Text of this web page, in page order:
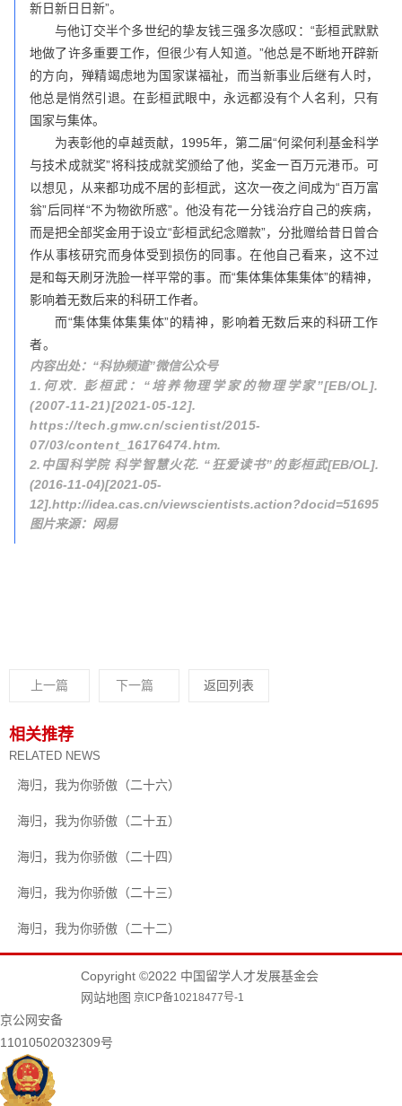
新日新日日新”。
与他订交半个多世纪的挚友钱三强多次感叹：“彭桓武默默
地做了许多重要工作，但很少有人知道。”他总是不断地开辟新
的方向，殚精竭虑地为国家谋福祉，而当新事业后继有人时，
他总是悄然引退。在彭桓武眼中，永远都没有个人名利，只有
国家与集体。
为表彰他的卓越贡献，1995年，第二届“何梁何利基金科学
与技术成就奖”将科技成就奖颁给了他，奖金一百万元港币。可
以想见，从来都功成不居的彭桓武，这次一夜之间成为“百万富
翁”后同样“不为物欲所惑”。他没有花一分钱治疗自己的疾病，
而是把全部奖金用于设立“彭桓武纪念赠款”，分批赠给昔日曾合
作从事核研究而身体受到损伤的同事。在他自己看来，这不过
是和每天刷牙洗脸一样平常的事。而“集体集体集集体”的精神，
影响着无数后来的科研工作者。
而“集体集体集集体”的精神，影响着无数后来的科研工作
者。
内容出处：“科协频道”微信公众号
1.何欢. 彭桓武：“培养物理学家的物理学家”[EB/OL].
(2007-11-21)[2021-05-12].
https://tech.gmw.cn/scientist/2015-
07/03/content_16176474.htm.
2.中国科学院 科学智慧火花. “狂爱读书”的彭桓武[EB/OL].
(2016-11-04)[2021-05-
12].http://idea.cas.cn/viewscientists.action?docid=51695
图片来源：网易
上一篇 下一篇 返回列表
相关推荐
RELATED NEWS
海归，我为你骄傲（二十六）
海归，我为你骄傲（二十五）
海归，我为你骄傲（二十四）
海归，我为你骄傲（二十三）
海归，我为你骄傲（二十二）
Copyright ©2022 中国留学人才发展基金会
网站地图 京ICP备10218477号-1
京公网安备
11010502032309号